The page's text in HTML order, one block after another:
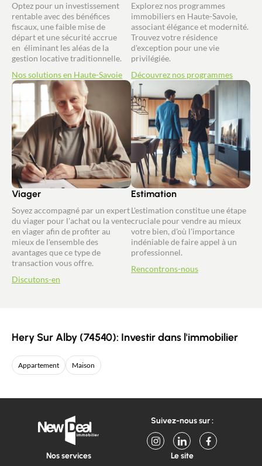
Optez pour un investissement
rentable avec des bénéfices
fiscaux, une faible mise de
départ et une sécurité accrue
en éliminant les aléas de la
gestion locative traditionnelle.
Nos solutions en Haute-Savoie
Viager
Soyez accompagné par un expert
du viager pour l'achat ou la vente
en viager afin de profiter au
mieux de l'ensemble des
avantages que ce type de
transaction vous offre.
Discutons-en
Explorez nos programmes
immobiliers en Haute-Savoie,
associant élégance et modernité.
Trouvez votre résidence
d'exception pour une vie
privilégiée.
Découvrez nos programmes
Estimation
L'estimation constitue une étape
cruciale pour vendre au mieux
votre bien, d'où l'importance
indéniable de faire appel à un
professionnel.
Rencontrons-nous
Hery Sur Alby (74540): Investir dans l'immobilier
Appartement Maison
Suivez-nous sur :
Nos services Le site